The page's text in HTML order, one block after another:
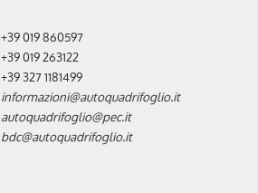
+39 019 860597
+39 019 263122
+39 327 1181499
informazioni@autoquadrifoglio.it
autoquadrifoglio@pec.it
bdc@autoquadrifoglio.it